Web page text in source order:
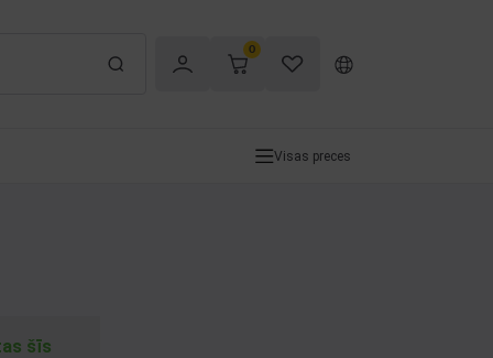
0
Visas preces
šīs